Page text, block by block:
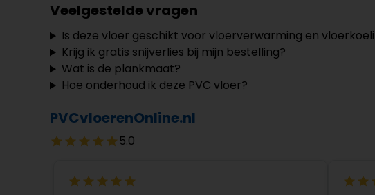
Veelgestelde vragen
Is deze vloer geschikt voor vloerverwarming en
Krijg ik gratis snijverlies bij mijn bestelling?
Wat is de plankmaat?
Hoe onderhoud ik deze PVC vloer?
PVCvloerenOnline.nl
5.0